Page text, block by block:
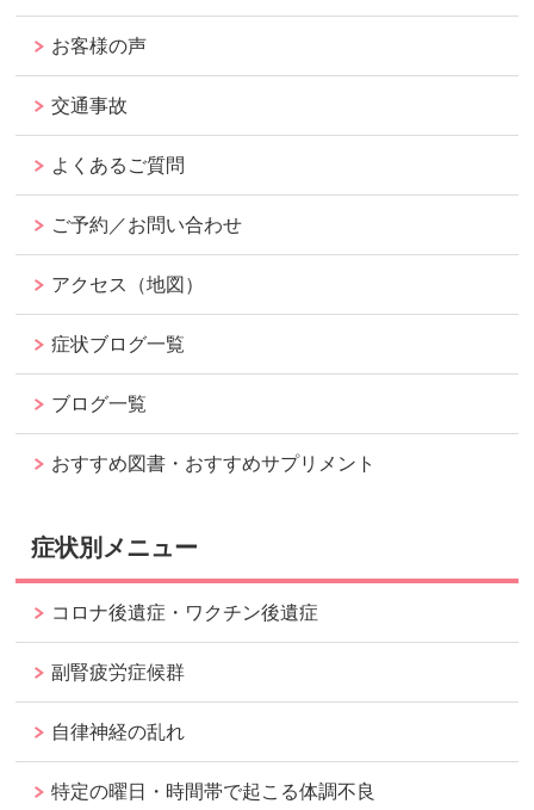
お客様の声
交通事故
よくあるご質問
ご予約／お問い合わせ
アクセス（地図）
症状ブログ一覧
ブログ一覧
おすすめ図書・おすすめサプリメント
症状別メニュー
コロナ後遺症・ワクチン後遺症
副腎疲労症候群
自律神経の乱れ
特定の曜日・時間帯で起こる体調不良